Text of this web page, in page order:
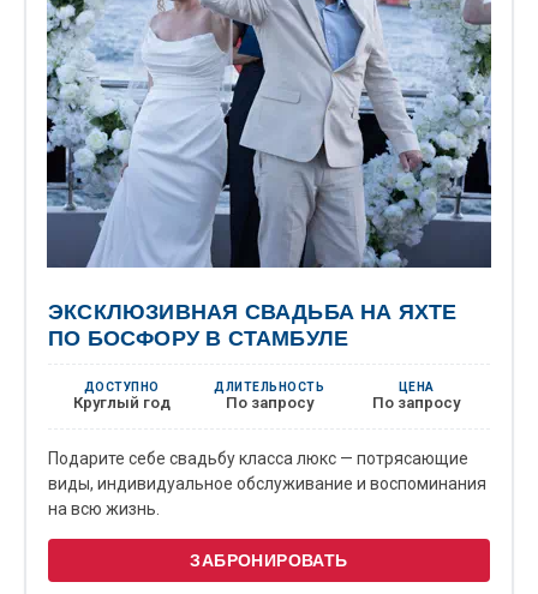
ЭКСКЛЮЗИВНАЯ СВАДЬБА НА ЯХТЕ
ПО БОСФОРУ В СТАМБУЛЕ
ДОСТУПНО
Круглый год
ДЛИТЕЛЬНОСТЬ
По запросу
ЦЕНА
По запросу
Подарите себе свадьбу класса люкс — потрясающие
виды, индивидуальное обслуживание и воспоминания
на всю жизнь.
ЗАБРОНИРОВАТЬ